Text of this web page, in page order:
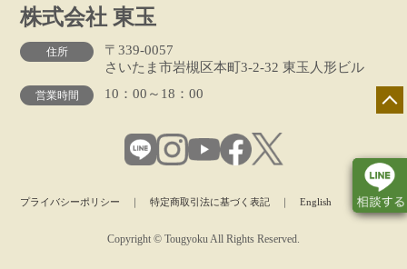
株式会社 東玉
住所
〒339-0057
さいたま市岩槻区本町3-2-32 東玉人形ビル
営業時間 10：00～18：00
プライバシーポリシー ｜特定商取引法に基づく表記 ｜English
Copyright © Tougyoku All Rights Reserved.